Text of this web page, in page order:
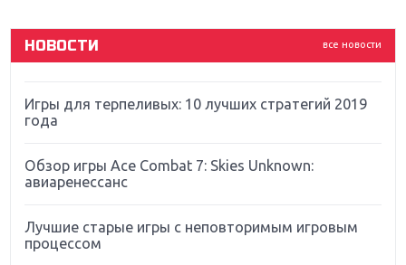
все новости
НОВОСТИ
Far Cry 5: хвалить нельзя ругать
Игры для терпеливых: 10 лучших стратегий 2019
года
Обзор игры Ace Combat 7: Skies Unknown:
авиаренессанс
Лучшие старые игры с неповторимым игровым
процессом